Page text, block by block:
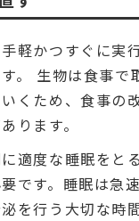
軽かつすぐに実
。 生物は食事で
くため、食事の
ります。
適度な睡眠をと
です。睡眠は急
を行う大切な時